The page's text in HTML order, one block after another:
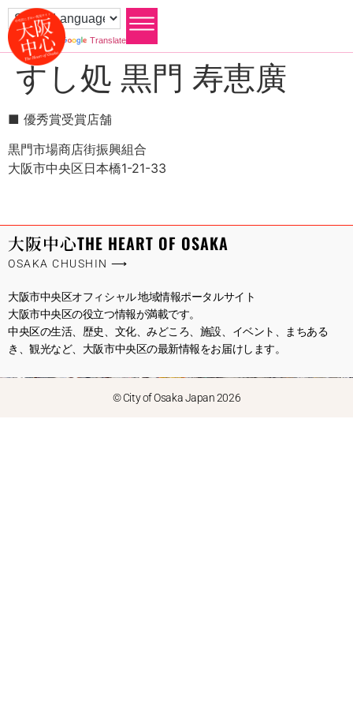
Powered by Translate
すし処 黒門 寿恵廣
■ 優秀賞受賞店舗
黒門市場商店街振興組合
大阪市中央区日本橋1-21-33
大阪中心THE HEART OF OSAKA
OSAKA CHUSHIN ⟶
大阪市中央区オフィシャル 地域情報ポータルサイト
大阪市中央区の役立つ情報が満載です。
中央区の生活、歴史、文化、みどころ、施設、イベント、まちある
き、観光など、大阪市中央区の最新情報をお届けします。
© City of Osaka Japan 2026